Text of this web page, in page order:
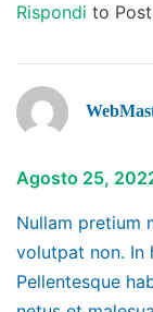
Rispondi to
Agosto 25,
Nullam pretium
volutpat non. In
Pellentesque